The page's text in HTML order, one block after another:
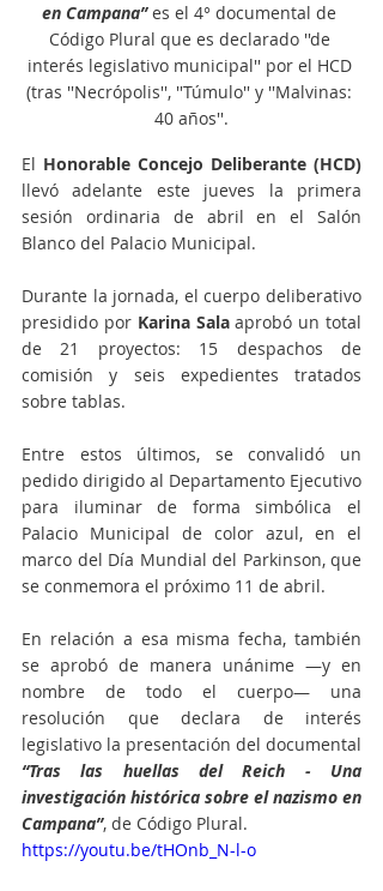
en Campana” es el 4° documental de
Código Plural que es declarado ''de
interés legislativo municipal'' por el HCD
(tras ''Necrópolis'', ''Túmulo'' y ''Malvinas:
40 años''.
El Honorable Concejo Deliberante (HCD)
llevó adelante este jueves la primera
sesión ordinaria de abril en el Salón
Blanco del Palacio Municipal.
Durante la jornada, el cuerpo deliberativo
presidido por Karina Sala aprobó un total
de 21 proyectos: 15 despachos de
comisión y seis expedientes tratados
sobre tablas.
Entre estos últimos, se convalidó un
pedido dirigido al Departamento Ejecutivo
para iluminar de forma simbólica el
Palacio Municipal de color azul, en el
marco del Día Mundial del Parkinson, que
se conmemora el próximo 11 de abril.
En relación a esa misma fecha, también
se aprobó de manera unánime —y en
nombre de todo el cuerpo— una
resolución que declara de interés
“Tras las huellas del Reich - Una
investigación histórica sobre el nazismo en
Campana”, de Código Plural.
https://youtu.be/tHOnb_N-l-o